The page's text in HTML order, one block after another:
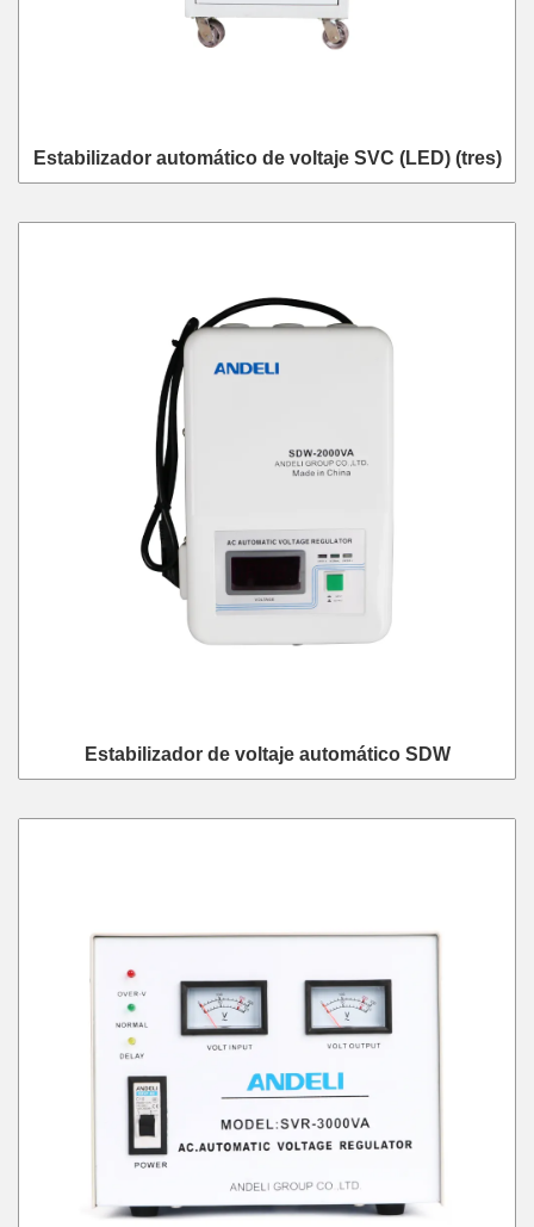
Estabilizador automático de voltaje SVC (LED) (tres)
Estabilizador de voltaje automático SDW